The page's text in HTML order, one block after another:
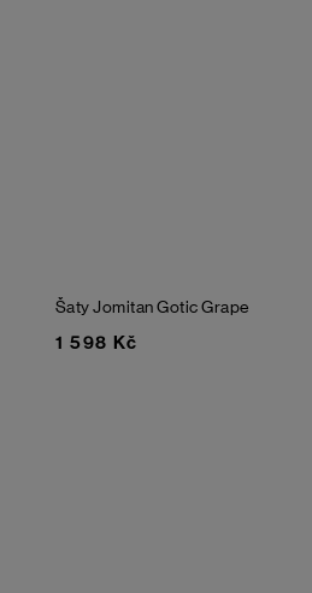
Šaty JomitanGotic Grape
1 598 Kč